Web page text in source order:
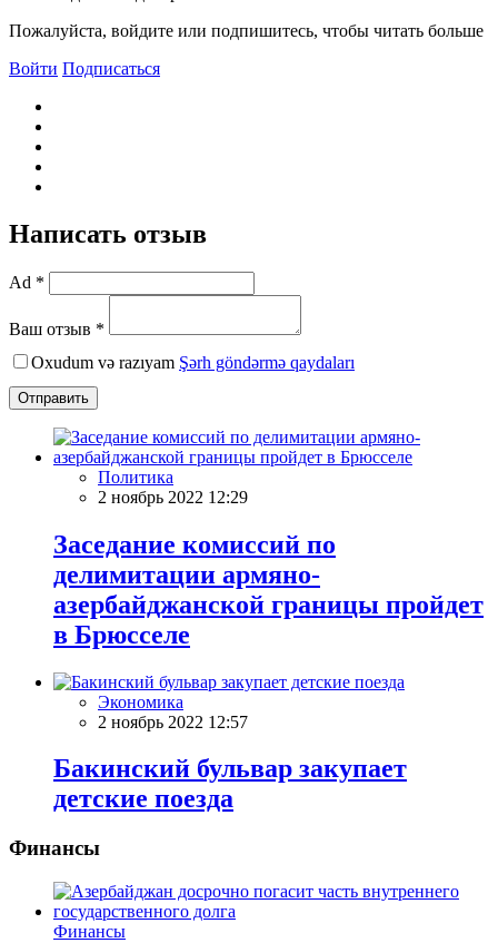
Пожалуйста, войдите или подпишитесь, чтобы читать больше
Войти Подписаться
Написать отзыв
Ad *
Ваш отзыв *
Oxudum və razıyam Şərh göndərmə qaydaları
Отправить
Политика
2 ноябрь 2022 12:29
Заседание комиссий по
делимитации армяно-
азербайджанской границы пройдет
в Брюсселе
Экономика
2 ноябрь 2022 12:57
Бакинский бульвар закупает
детские поезда
Финансы
Финансы